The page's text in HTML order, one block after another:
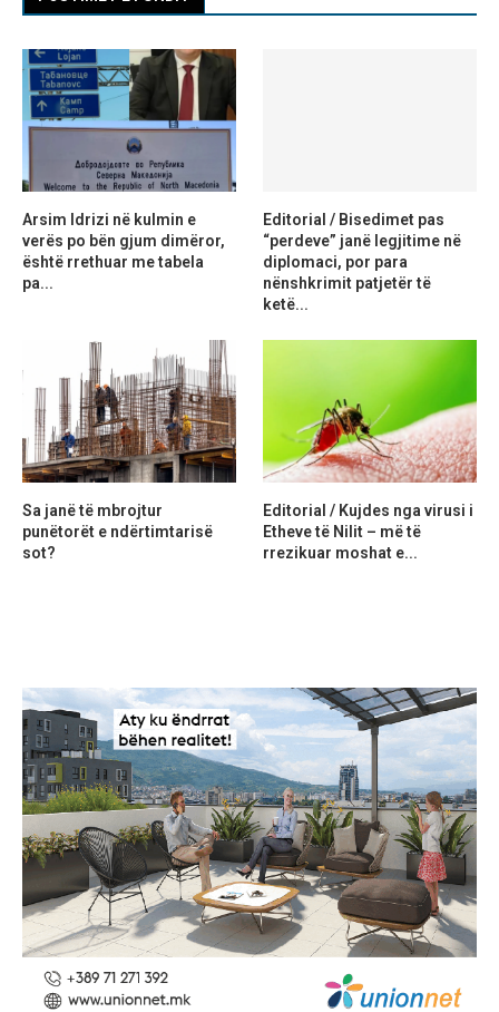
Arsim Idrizi në kulmin e
verës po bën gjum dimëror,
është rrethuar me tabela
pa...
Editorial / Bisedimet pas
“perdeve” janë legjitime në
diplomaci, por para
nënshkrimit patjetër të
ketë...
Sa janë të mbrojtur
punëtorët e ndërtimtarisë
sot?
Editorial / Kujdes nga virusi i
Etheve të Nilit – më të
rrezikuar moshat e...